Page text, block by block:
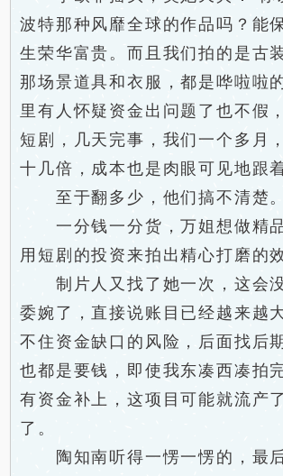
波特那种风靡全球的作品吗？能
生荣华富贵。而且我们拍的是古
那场景道具和衣服，都是哗啦啦
里有人怀疑资金出问题了也不假
短剧，几天完事，我们一个多月
十几倍，成本也是肉眼可见地跟
至于翻多少，他们搞不清楚。
一分钱一分货，万姐想做精
用短剧的投资来拍出精心打磨的
制片人又找了她一次，这会
委婉了，直接说账目已经越来越
不住资金缺口的风险，后面找后
也都是要钱，即使我东凑西凑拍
有资金补上，这项目可能就流产
了。
陶知南听得一愣一愣的，最